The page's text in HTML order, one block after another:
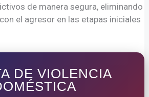
de manera segura, eliminando
el agresor en las etapas iniciales
DE VIOLENCIA